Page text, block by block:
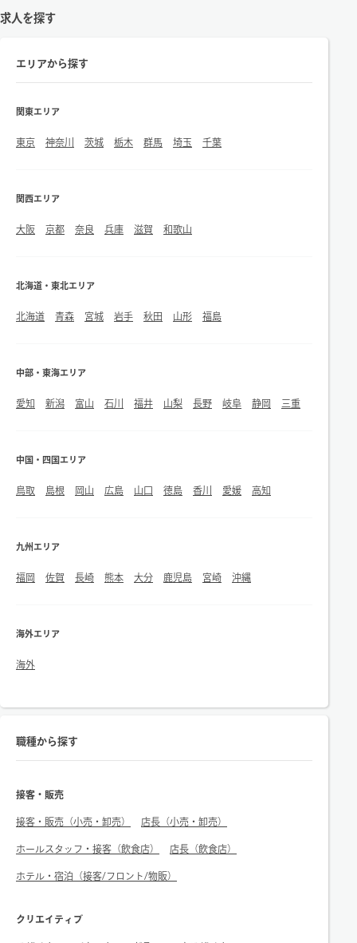
求人を探す
エリアから探す
関東エリア
東京 神奈川 茨城 栃木 群馬 埼玉 千葉
関西エリア
大阪 京都 奈良 兵庫 滋賀 和歌山
北海道・東北エリア
北海道 青森 宮城 岩手 秋田 山形 福島
中部・東海エリア
愛知 新潟 富山 石川 福井 山梨 長野 岐阜 静岡 三重
中国・四国エリア
鳥取 島根 岡山 広島 山口 徳島 香川 愛媛 高知
九州エリア
福岡 佐賀 長崎 熊本 大分 鹿児島 宮崎 沖縄
海外エリア
海外
職種から探す
接客・販売
接客・販売（小売・卸売） 店長（小売・卸売）
ホールスタッフ・接客（飲食店） 店長（飲食店）
ホテル・宿泊（接客/フロント/物販）
クリエイティブ